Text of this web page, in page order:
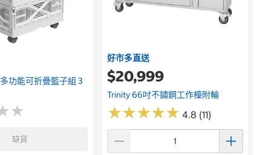
功能可折疊籃子組 3
★
★
缺貨
好市多直送
$20,999
Trinity 66吋不鏽鋼工作檯附輪
★★★★★
★★★★★ 4.8 (11)